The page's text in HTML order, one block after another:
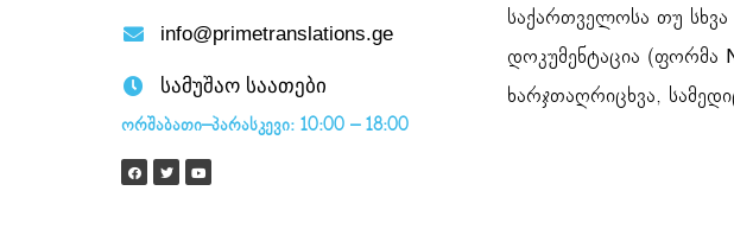
info@primetranslations.ge
სამუშაო საათები
ორშაბათი–პარასკევი: 10:00 – 18:00
საქართველოსა თუ სხვა
დოკუმენტაცია (ფორმა
ხარჯთაღრიცხვა,